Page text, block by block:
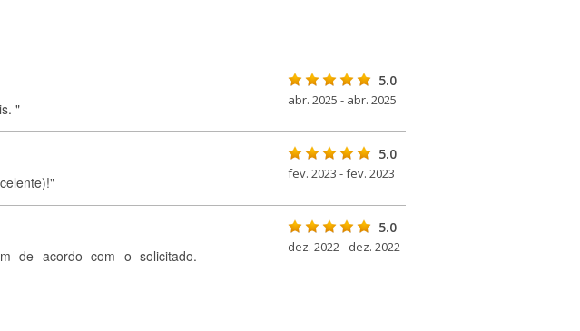
"
5.0
abr. 2025 - abr. 2025
5.0
fev. 2023 - fev. 2023
de acordo com o solicitado.
5.0
dez. 2022 - dez. 2022